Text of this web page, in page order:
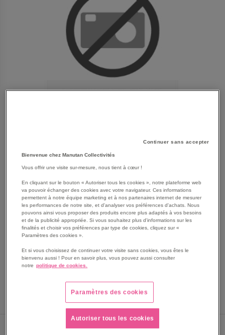
SKIP
BEGINNING
Les avantages
La buse à jet plat à angle de jet de 25° offre un grand
rendement surfacique et élimine en un tour de main les
salissures tenaces.
Continuer sans accepter
Bienvenue chez Manutan Collectivités
Vous offrir une visite sur-mesure, nous tient à cœur !
En cliquant sur le bouton « Autoriser tous les cookies », notre plateforme web
va pouvoir échanger des cookies avec votre navigateur. Ces informations
permettent à notre équipe marketing et à nos partenaires internet de mesurer
les performances de notre site, et d'analyser vos préférences d'achats. Nous
pouvons ainsi vous proposer des produits encore plus adaptés à vos besoins
et de la publicité appropriée. Si vous souhaitez plus d'informations sur les
finalités et choisir vos préférences par type de cookies, cliquez sur «
Paramètres des cookies ».
Et si vous choisissez de continuer votre visite sans cookies, vous êtes le
bienvenu aussi ! Pour en savoir plus, vous pouvez aussi consulter
notre politique de cookies.
Paramètres des cookies
Autoriser tous les cookies